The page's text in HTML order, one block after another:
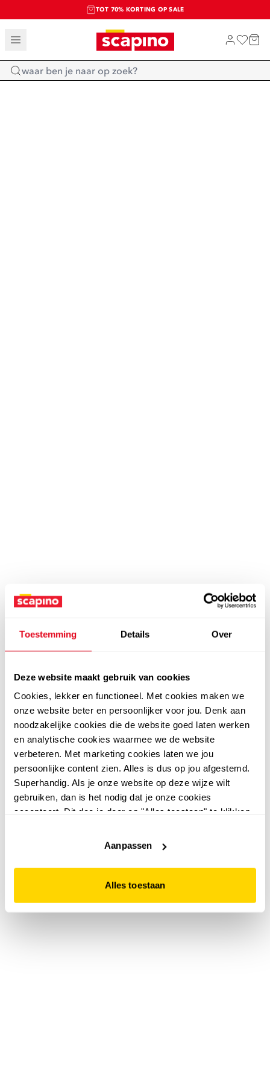
Toestemming Details Over
Deze website maakt gebruik van cookies
Cookies, lekker en functioneel. Met cookies maken we
onze website beter en persoonlijker voor jou. Denk aan
noodzakelijke cookies die de website goed laten werken
en analytische cookies waarmee we de website
verbeteren. Met marketing cookies laten we jou
persoonlijke content zien. Alles is dus op jou afgestemd.
Superhandig. Als je onze website op deze wijze wilt
gebruiken, dan is het nodig dat je onze cookies
accepteert. Dit doe je door op "Alles toestaan" te klikken.
website niet optimaal functioneert.
Aanpassen
Alles toestaan
TOT 70% KORTING OP SALE
SALE: LAATSTE KANS!
SHOP NIEUW
Home